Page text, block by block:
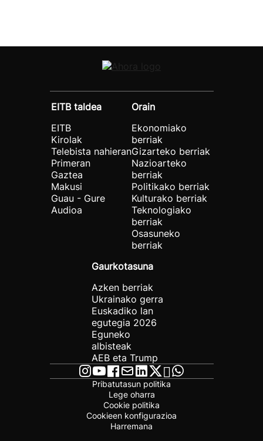
EITB taldea
EITB
Kirolak
Telebista nahieran
Primeran
Gaztea
Makusi
Guau - Gure
Audioa
Orain
Ekonomiako
berriak
Gizarteko berriak
Nazioarteko
berriak
Politikako berriak
Kulturako berriak
Teknologiako
berriak
Osasuneko
berriak
Gaurkotasuna
Azken berriak
Ukrainako gerra
Euskadiko lan
egutegia 2026
Eguneko
albisteak
AEB eta Trump
Pribatutasun politika
Lege oharra
Cookie politika
Cookieen konfigurazioa
Harremana